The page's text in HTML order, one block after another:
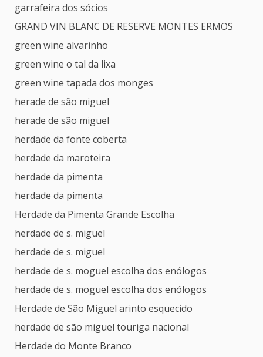
garrafeira dos sócios
GRAND VIN BLANC DE RESERVE MONTES ERMOS
green wine alvarinho
green wine o tal da lixa
green wine tapada dos monges
herade de são miguel
herade de são miguel
herdade da fonte coberta
herdade da maroteira
herdade da pimenta
herdade da pimenta
Herdade da Pimenta Grande Escolha
herdade de s. miguel
herdade de s. miguel
herdade de s. moguel escolha dos enólogos
herdade de s. moguel escolha dos enólogos
Herdade de São Miguel arinto esquecido
herdade de são miguel touriga nacional
Herdade do Monte Branco